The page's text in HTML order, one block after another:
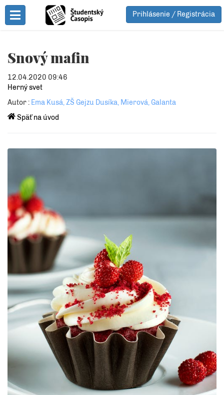
Toggle Menu
Prihlásenie / Registrácia
Snový mafin
12.04.2020 09:46
Herný svet
Autor : Ema Kusá, ZŠ Gejzu Dusíka, Mierová, Galanta
Späť na úvod